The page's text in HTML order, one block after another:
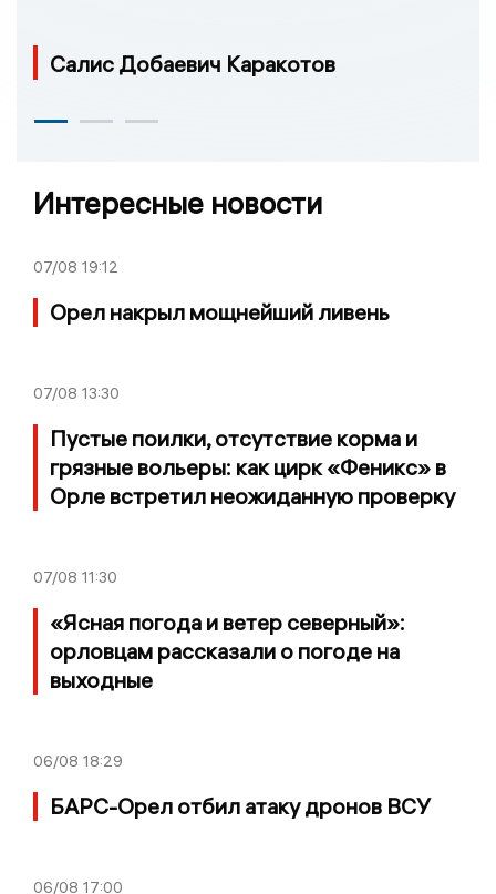
Салис Добаевич Каракотов
Интересные новости
07/08 19:12
Орел накрыл мощнейший ливень
07/08 13:30
Пустые поилки, отсутствие корма и
грязные вольеры: как цирк «Феникс» в
Орле встретил неожиданную проверку
07/08 11:30
«Ясная погода и ветер северный»:
орловцам рассказали о погоде на
выходные
06/08 18:29
БАРС-Орел отбил атаку дронов ВСУ
06/08 17:00